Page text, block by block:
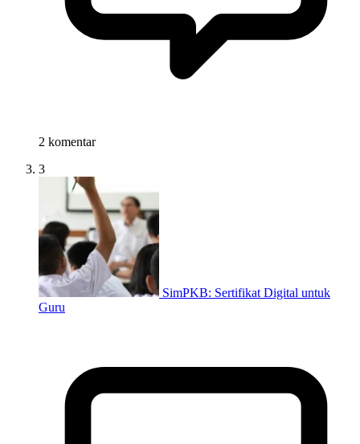
2 komentar
3
SimPKB: Sertifikat Digital untuk
Guru